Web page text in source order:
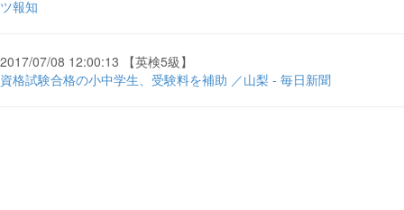
ツ報知
2017/07/08 12:00:13 【英検5級】
資格試験合格の小中学生、受験料を補助 ／山梨 - 毎日新聞